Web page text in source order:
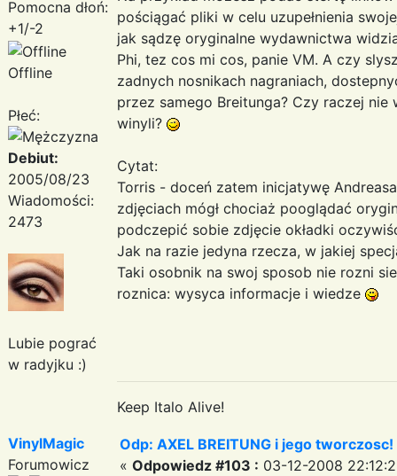
Pomocna dłoń:
+1/-2
Offline
Płeć:
Debiut:
2005/08/23
Wiadomości:
2473
Lubie pograć
w radyjku :)
pościągać pliki w celu uzupełnienia
jak sądzę oryginalne wydawnictwa
Phi, tez cos mi cos, panie VM. A czy
zadnych nosnikach nagraniach,
przez samego Breitunga? Czy raczej
winyli?
Cytat:
Torris - doceń zatem inicjatywę
zdjęciach mógł chociaż pooglądać
podczepić sobie zdjęcie okładki
Jak na razie jedyna rzecza, w jakiej
Taki osobnik na swoj sposob nie rozni
roznica: wysyca informacje i wiedze
Keep Italo Alive!
VinylMagic
Forumowicz
Odp: AXEL BREITUNG i jego
« Odpowiedz #103 : 03-12-2008